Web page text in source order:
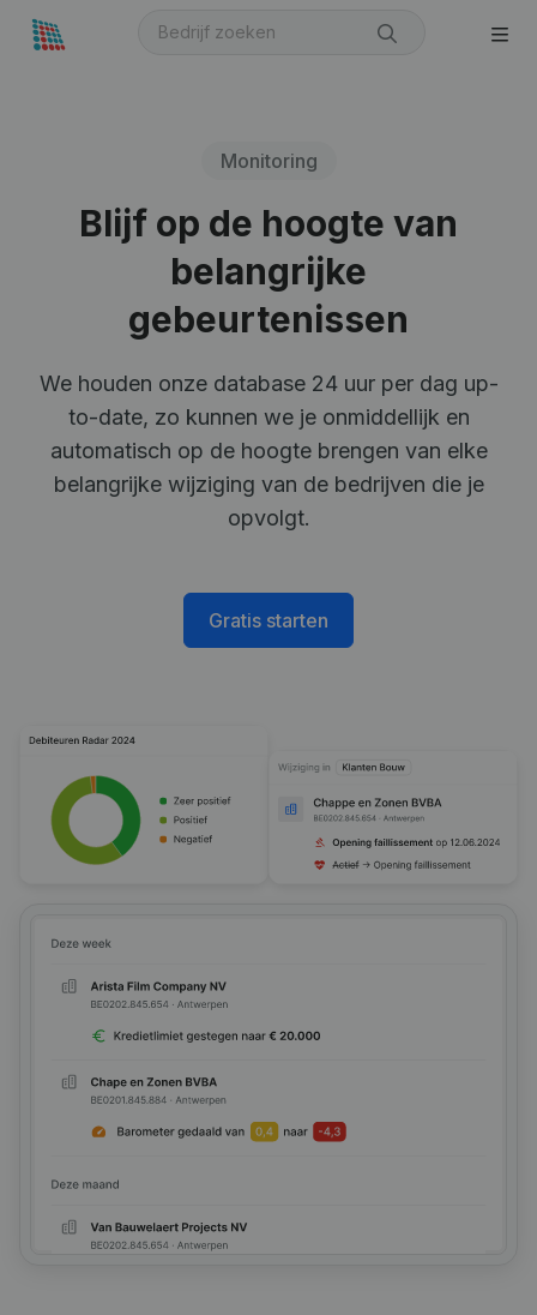
Monitoring
Blijf op de hoogte van
belangrijke
gebeurtenissen
We houden onze database 24 uur per dag up-
to-date, zo kunnen we je onmiddellijk en
automatisch op de hoogte brengen van elke
belangrijke wijziging van de bedrijven die je
opvolgt.
Gratis starten